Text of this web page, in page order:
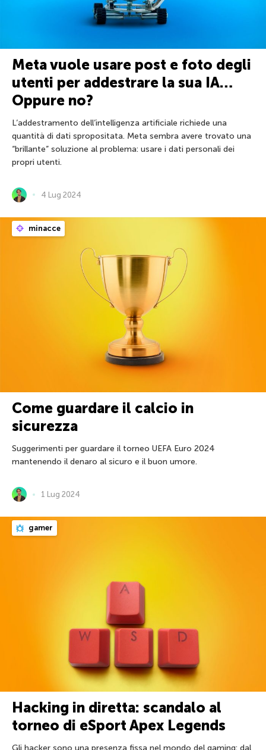
Meta vuole usare post e foto degli
utenti per addestrare la sua IA…
Oppure no?
L’addestramento dell’intelligenza artificiale richiede una
quantità di dati spropositata. Meta sembra avere trovato una
“brillante” soluzione al problema: usare i dati personali dei
propri utenti.
4 Lug 2024
minacce
Come guardare il calcio in
sicurezza
Suggerimenti per guardare il torneo UEFA Euro 2024
mantenendo il denaro al sicuro e il buon umore.
1 Lug 2024
gamer
Hacking in diretta: scandalo al
torneo di eSport Apex Legends